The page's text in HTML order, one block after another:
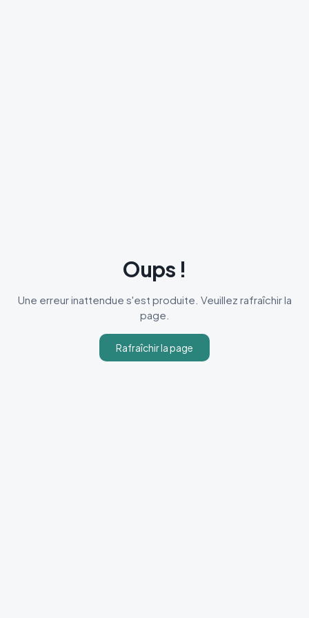
Oups !
Une erreur inattendue s'est produite. Veuillez rafraîchir la
page.
Rafraîchir la page